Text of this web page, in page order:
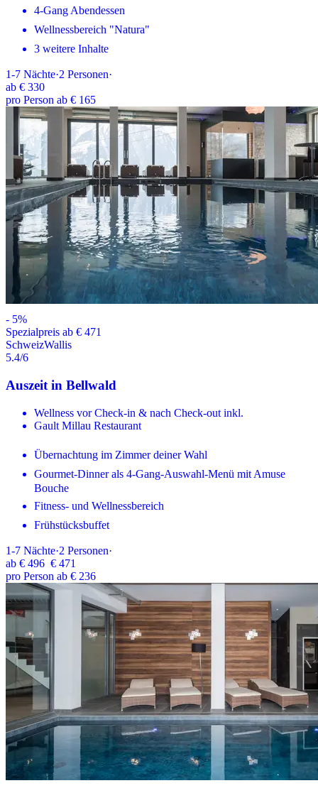
4-Gang Abendessen
Wellnessbereich "Natura"
3 weitere Inhalte
1-7 Nächte·2 Personen·
ab € 330
pro Person ab € 165
- 5%
Spezialpreis ab € 471
SchweizWallis
5.4/6
Auszeit in Bellwald
Wellness vor Check-in & nach Check-out inkl.
Gault Millau Restaurant
Übernachtung im Zimmer deiner Wahl
Gourmet-Dinner als 4-Gang-Auswahl-Menü mit Amuse
Bouche
Fitness- und Wellnessbereich
Frühstücksbuffet
1-7 Nächte·2 Personen·
ab € 496 € 471
pro Person ab € 236